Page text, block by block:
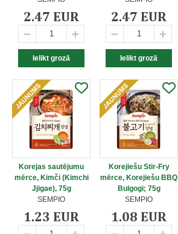
2.47 EUR 2.47 EUR
Korejas sautējumu
mērce, Kimči (Kimchi
Jjigae), 75g
SEMPIO
1.23 EUR
Korejiešu Stir-Fry
mērce, Korejiešu BBQ
Bulgogi; 75g
SEMPIO
1.08 EUR